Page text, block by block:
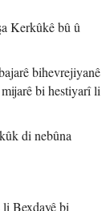
Kerkûkê bû û
bihevrejiyanê
bi hestiyarî li
di nebûna
Bexdayê bi